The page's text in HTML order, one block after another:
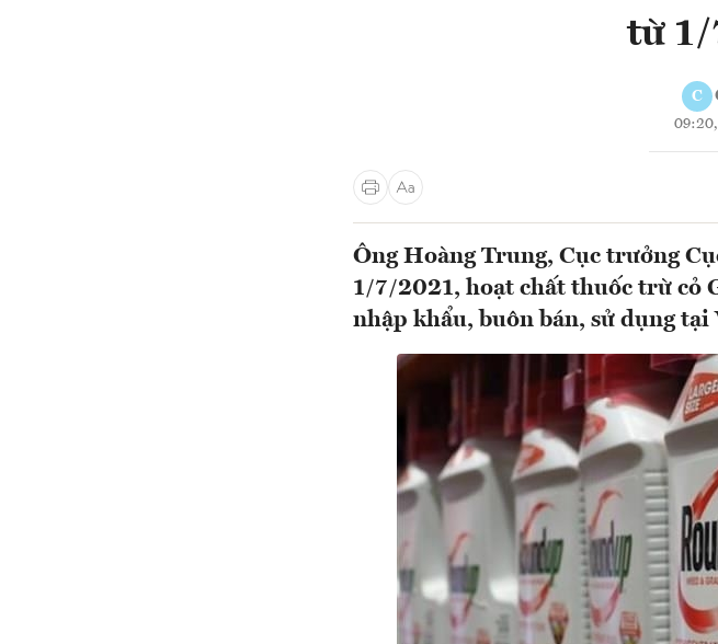
từ
C
Ông Hoàng Trung, Cục trưởng
1/7/2021, hoạt chất thuốc trừ cỏ
nhập khẩu, buôn bán, sử dụng tại